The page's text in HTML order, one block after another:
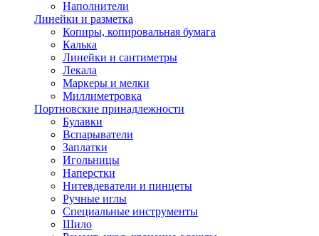
Наполнители
Линейки и разметка
Копиры, копировальная бумага
Калька
Линейки и сантиметры
Лекала
Маркеры и мелки
Миллиметровка
Портновские принадлежности
Булавки
Вспарыватели
Заплатки
Игольницы
Наперстки
Нитевдеватели и пинцеты
Ручные иглы
Специальные инструменты
Шило